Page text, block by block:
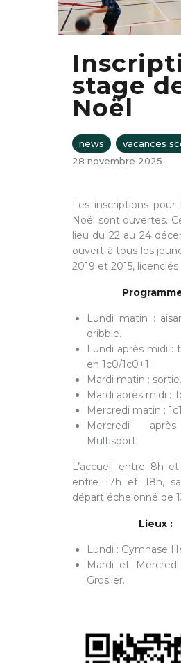
stage
Noël
news
vacances
28 novembre 2025
Les inscriptions
Noël sont ouvertes.
lieu du 22 au 24
ouvert à tous les
2019 et 2015,
Lundi matin :
dribble.
Lundi après midi :
en 1c0/1c0+1.
Mardi matin : sortie.
Mardi après midi :
Mercredi matin :
Mercredi
Multisport.
L’accueil entre 8h
entre 17h et 18h,
départ échelonné de
Lieux :
Lundi : Gymnase
Mardi et
Groslier.